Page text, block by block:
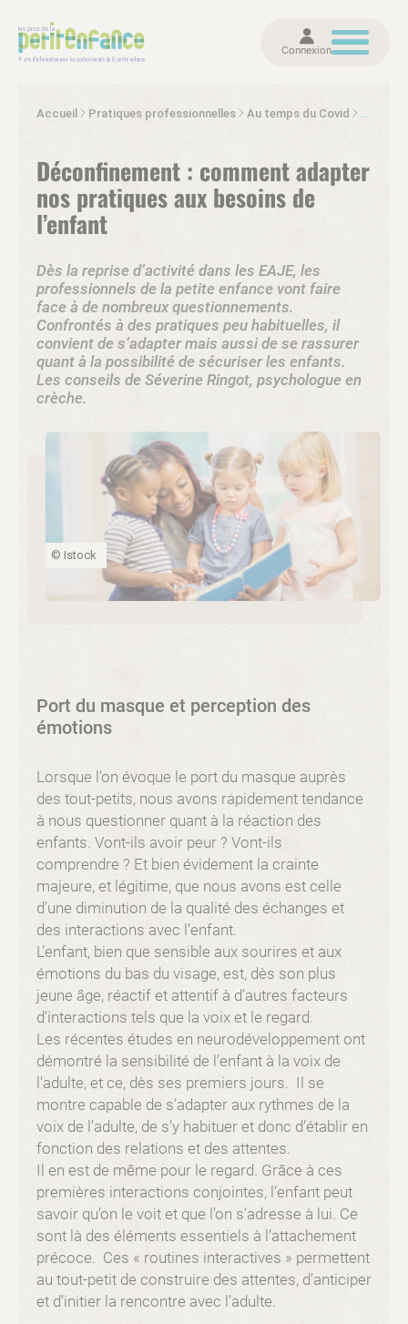
Connexion
Accueil Pratiques professionnelles Au temps du Covid Les
Déconfinement : comment adapter
nos pratiques aux besoins de
l’enfant
Dès la reprise d’activité dans les EAJE, les
professionnels de la petite enfance vont faire
face à de nombreux questionnements.
Confrontés à des pratiques peu habituelles, il
convient de s’adapter mais aussi de se rassurer
quant à la possibilité de sécuriser les enfants.
Les conseils de Séverine Ringot, psychologue en
crèche.
© Istock
Port du masque et perception des
émotions
Lorsque l’on évoque le port du masque auprès
des tout-petits, nous avons rapidement tendance
à nous questionner quant à la réaction des
enfants. Vont-ils avoir peur ? Vont-ils
comprendre ? Et bien évidement la crainte
majeure, et légitime, que nous avons est celle
d’une diminution de la qualité des échanges et
des interactions avec l’enfant.
L’enfant, bien que sensible aux sourires et aux
émotions du bas du visage, est, dès son plus
jeune âge, réactif et attentif à d’autres facteurs
d’interactions tels que la voix et le regard.
Les récentes études en neurodéveloppement ont
démontré la sensibilité de l’enfant à la voix de
l’adulte, et ce, dès ses premiers jours. Il se
montre capable de s’adapter aux rythmes de la
voix de l’adulte, de s’y habituer et donc d’établir en
fonction des relations et des attentes.
Il en est de même pour le regard. Grâce à ces
premières interactions conjointes, l’enfant peut
savoir qu’on le voit et que l’on s’adresse à lui. Ce
sont là des éléments essentiels à l’attachement
précoce. Ces « routines interactives » permettent
au tout-petit de construire des attentes, d’anticiper
et d’initier la rencontre avec l’adulte.